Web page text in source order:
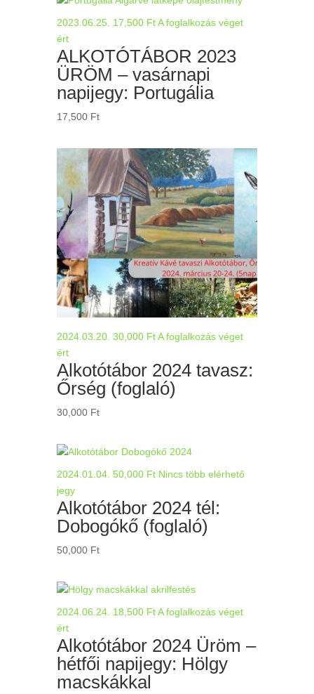
2023.06.25. 17,500 Ft A foglalkozás véget
ért
ALKOTÓTÁBOR 2023
ÜRÖM – vasárnapi
napijegy: Portugália
17,500 Ft
2024.03.20. 30,000 Ft A foglalkozás véget
ért
Alkotótábor 2024 tavasz:
Őrség (foglaló)
30,000 Ft
2024.01.04. 50,000 Ft Nincs több elérhető
jegy
Alkotótábor 2024 tél:
Dobogókő (foglaló)
50,000 Ft
2024.06.24. 18,500 Ft A foglalkozás véget
ért
Alkotótábor 2024 Üröm –
hétfői napijegy: Hölgy
macskákkal